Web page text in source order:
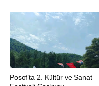
Posof’ta 2. Kültür ve Sanat